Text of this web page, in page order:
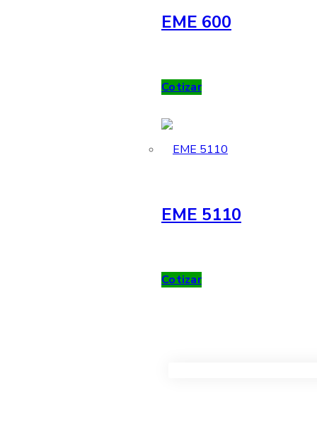
EME 600
Cotizar
EME 5110
Cotizar